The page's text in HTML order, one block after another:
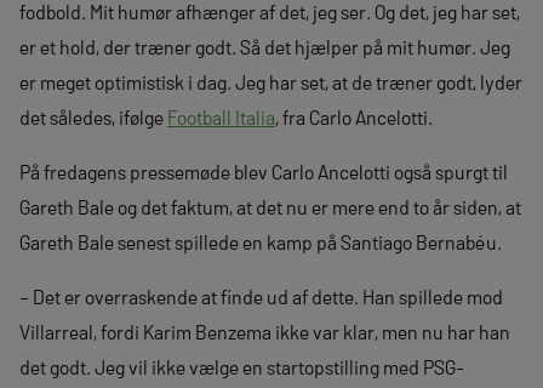
fodbold. Mit humør afhænger af det, jeg ser. Og det, jeg har set,
er et hold, der træner godt. Så det hjælper på mit humør. Jeg
er meget optimistisk i dag. Jeg har set, at de træner godt, lyder
det således, ifølge Football Italia, fra Carlo Ancelotti.
På fredagens pressemøde blev Carlo Ancelotti også spurgt til
Gareth Bale og det faktum, at det nu er mere end to år siden, at
Gareth Bale senest spillede en kamp på Santiago Bernabéu.
– Det er overraskende at finde ud af dette. Han spillede mod
Villarreal, fordi Karim Benzema ikke var klar, men nu har han
det godt. Jeg vil ikke vælge en startopstilling med PSG-